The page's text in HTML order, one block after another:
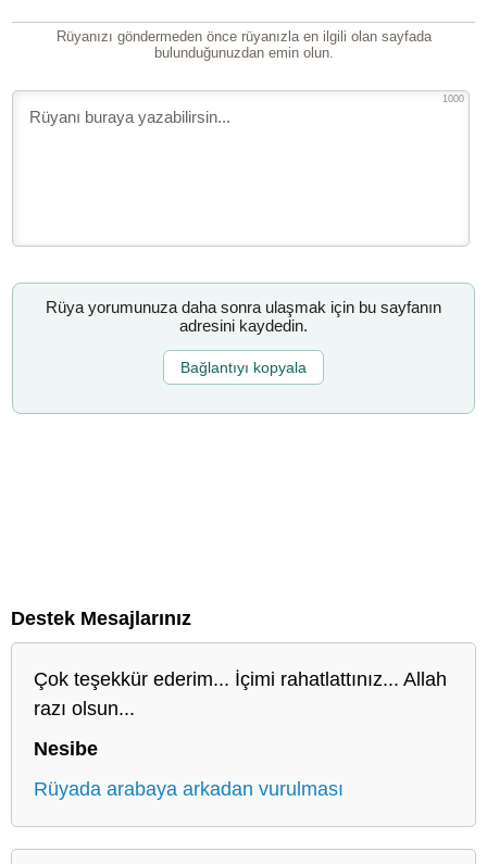
Rüyanızı göndermeden önce rüyanızla en ilgili olan sayfada
bulunduğunuzdan emin olun.
1000
Rüya yorumunuza daha sonra ulaşmak için bu sayfanın
adresini kaydedin.
Bağlantıyı kopyala
Destek Mesajlarınız
Çok teşekkür ederim... İçimi rahatlattınız... Allah
razı olsun...
Nesibe
Rüyada arabaya arkadan vurulması